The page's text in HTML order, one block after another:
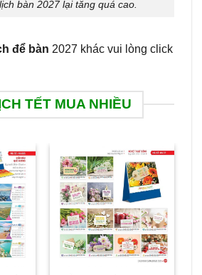
bàn 2027 lại tăng quá cao.
để bàn 2027 khác vui lòng click
TẾT MUA NHIỀU